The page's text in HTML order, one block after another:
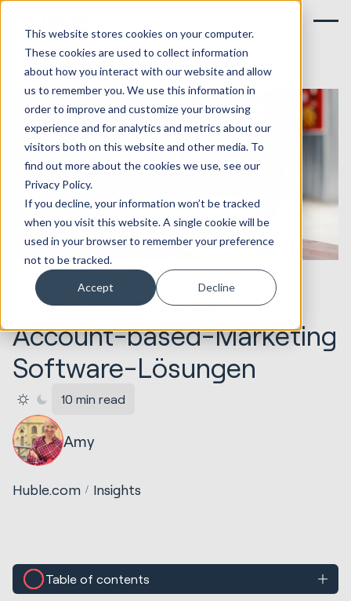
This website stores cookies on your computer.
These cookies are used to collect information
about how you interact with our website and allow
us to remember you. We use this information in
order to improve and customize your browsing
experience and for analytics and metrics about our
visitors both on this website and other media. To
find out more about the cookies we use, see our
Privacy Policy.
If you decline, your information won’t be tracked
when you visit this website. A single cookie will be
used in your browser to remember your preference
not to be tracked.
Accept Decline
20.12.2022 Marketing & Creative
5 leistungsstarke
Account-based-Marketing
Software-Lösungen
10 min read
Amy
Huble.com Insights
Table of contents